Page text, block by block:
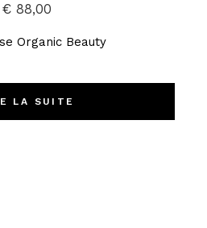
€88,00
Organic Beauty
LA SUITE